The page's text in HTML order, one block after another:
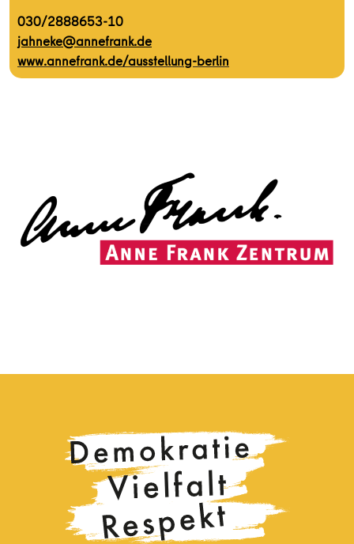
030/2888653-10
jahneke@annefrank.de
www.annefrank.de/ausstellung-berlin